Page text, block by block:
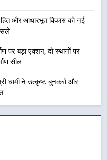
किया निरीक्षण; समयबद्ध एवं
निर्माण सुनिश्चित करने के
2026ः 01 सितंबर से सजेगा
से राज्य स्तर तक होगा
प्रदर्शन
हित और आधारभूत विकास को नई
पर बड़ा एक्शन, दो स्थानों पर
सील
धामी ने उत्कृष्ट बुनकरों और